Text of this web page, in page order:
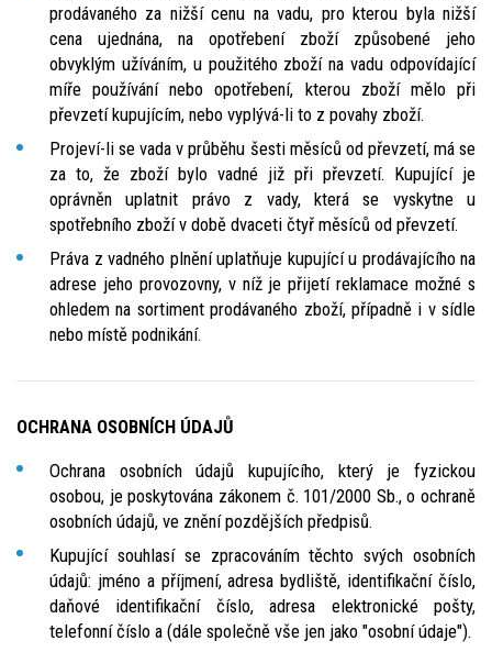
prodávaného za nižší cenu na vadu, pro kterou byla nižší
cena ujednána, na opotřebení zboží způsobené jeho
obvyklým užíváním, u použitého zboží na vadu odpovídající
míře používání nebo opotřebení, kterou zboží mělo při
převzetí kupujícím, nebo vyplývá-li to z povahy zboží.
Projeví-li se vada v průběhu šesti měsíců od převzetí, má se
za to, že zboží bylo vadné již při převzetí. Kupující je
oprávněn uplatnit právo z vady, která se vyskytne u
spotřebního zboží v době dvaceti čtyř měsíců od převzetí.
Práva z vadného plnění uplatňuje kupující u prodávajícího na
adrese jeho provozovny, v níž je přijetí reklamace možné s
ohledem na sortiment prodávaného zboží, případně i v sídle
nebo místě podnikání.
OCHRANA OSOBNÍCH ÚDAJŮ
Ochrana osobních údajů kupujícího, který je fyzickou
osobou, je poskytována zákonem č. 101/2000 Sb., o ochraně
osobních údajů, ve znění pozdějších předpisů.
Kupující souhlasí se zpracováním těchto svých osobních
údajů: jméno a příjmení, adresa bydliště, identifikační číslo,
daňové identifikační číslo, adresa elektronické pošty,
telefonní číslo a (dále společně vše jen jako "osobní údaje").